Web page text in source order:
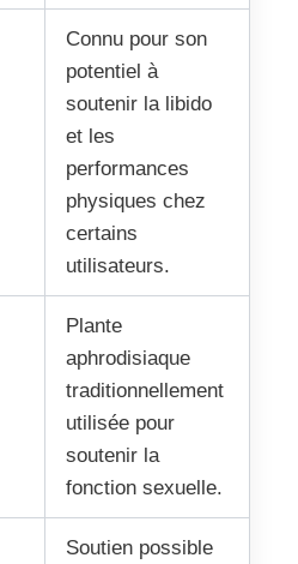
Connu pour son
potentiel à
soutenir la libido
et les
performances
physiques chez
certains
utilisateurs.
Plante
aphrodisiaque
traditionnellement
utilisée pour
soutenir la
fonction sexuelle.
Soutien possible